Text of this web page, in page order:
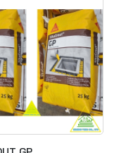
Phổ Biến và